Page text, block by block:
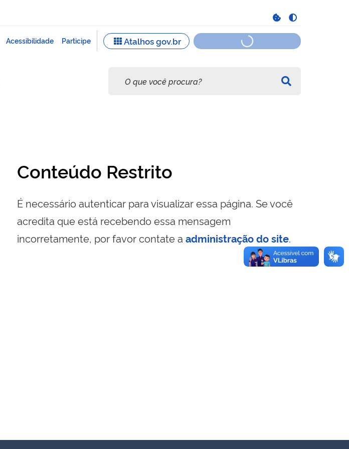
Conteúdo Restrito
É necessário autenticar para visualizar essa página. Se você
acredita que está recebendo essa mensagem
incorretamente, por favor contate a administração do site.